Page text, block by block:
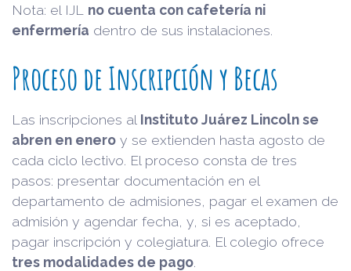
Nota: el IJL no cuenta con cafetería ni
enfermería dentro de sus instalaciones.
Proceso de Inscripción y Becas
Las inscripciones al Instituto Juárez Lincoln se
abren en enero y se extienden hasta agosto de
cada ciclo lectivo. El proceso consta de tres
pasos: presentar documentación en el
departamento de admisiones, pagar el examen de
admisión y agendar fecha, y, si es aceptado,
pagar inscripción y colegiatura. El colegio ofrece
tres modalidades de pago